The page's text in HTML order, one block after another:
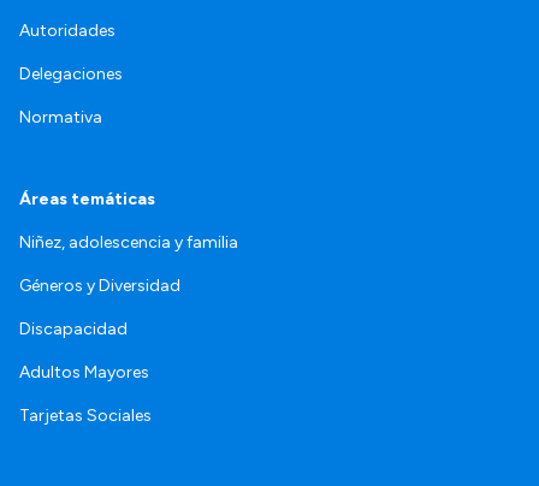
Autoridades
Delegaciones
Normativa
Áreas temáticas
Niñez, adolescencia y familia
Géneros y Diversidad
Discapacidad
Adultos Mayores
Tarjetas Sociales